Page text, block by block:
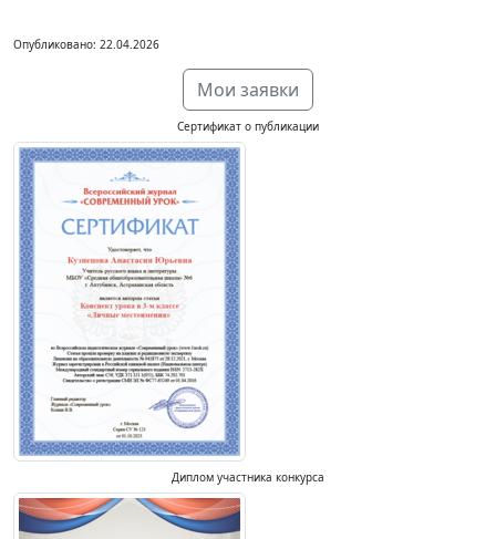
Опубликовано: 22.04.2026
Мои заявки
Сертификат о публикации
Диплом участника конкурса